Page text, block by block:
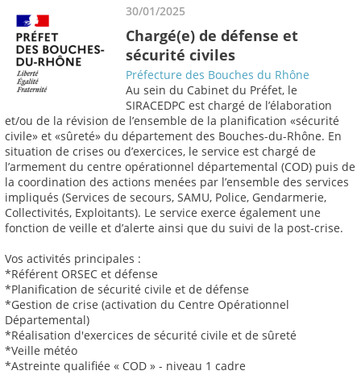
30/01/2025
Chargé(e) de défense et
sécurité civiles
Préfecture des Bouches du Rhône
Au sein du Cabinet du Préfet, le
SIRACEDPC est chargé de l’élaboration
et/ou de la révision de l’ensemble de la planification «sécurité
civile» et «sûreté» du département des Bouches-du-Rhône. En
situation de crises ou d’exercices, le service est chargé de
l’armement du centre opérationnel départemental (COD) puis de
la coordination des actions menées par l’ensemble des services
impliqués (Services de secours, SAMU, Police, Gendarmerie,
Collectivités, Exploitants). Le service exerce également une
fonction de veille et d’alerte ainsi que du suivi de la post-crise.
Vos activités principales :
*Référent ORSEC et défense
*Planification de sécurité civile et de défense
*Gestion de crise (activation du Centre Opérationnel
Départemental)
*Réalisation d'exercices de sécurité civile et de sûreté
*Veille météo
*Astreinte qualifiée « COD » - niveau 1 cadre